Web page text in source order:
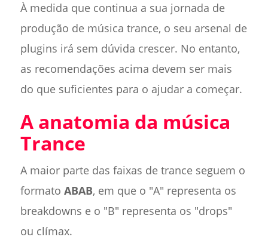
À medida que continua a sua jornada de
produção de música trance, o seu arsenal de
plugins irá sem dúvida crescer. No entanto,
as recomendações acima devem ser mais
do que suficientes para o ajudar a começar.
A anatomia da música
Trance
A maior parte das faixas de trance seguem o
formato ABAB, em que o "A" representa os
breakdowns e o "B" representa os "drops"
ou clímax.